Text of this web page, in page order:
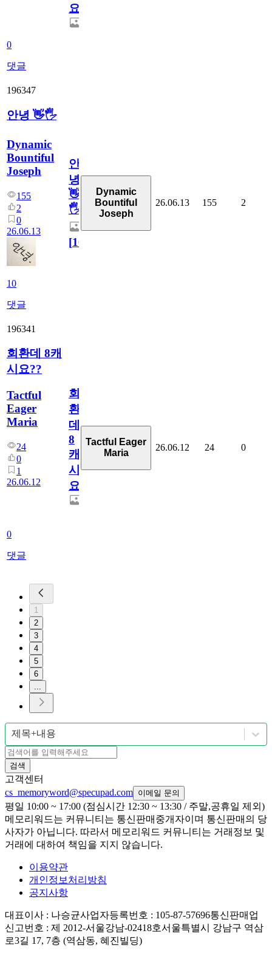
0
댓글
요.
196347
안녕 👋🖐
Dynamic
Bountiful
Joseph
155
2
0
26.06.13
10
댓글
안
녕
👋
🖐
[10
Dynamic
Bountiful
Joseph
26.06.13 155 2
196341
회환데 8캐
시요??
Tactful
Eager
Maria
24
0
1
26.06.12
0
댓글
회
환
데
8
캐
시
요??
Tactful Eager
Maria
26.06.12 24 0
1
2
3
4
5
6
제목+내용
검색
고객센터
cs_memoryword@specupad.com 이메일 문의
평일 10:00 ~ 17:00 (점심시간 12:30 ~ 13:30 / 주말,공휴일 제외)
메모리워드는 커뮤니티는 통신판매중개자이며 통신판매의 당
사자가 아닙니다. 따라서 메모리워드 커뮤니티는 거래정보 및
거래에 대하여 책임을 지지 않습니다.
이용약관
개인정보처리방침
공지사항
대표이사 : 나승균사업자등록번호 : 105-87-57696통신판매업
신고번호 : 제 2012-서울강남-02418호서울특별시 강남구 역삼
로3길 17, 7층 (역삼동, 혜진빌딩)